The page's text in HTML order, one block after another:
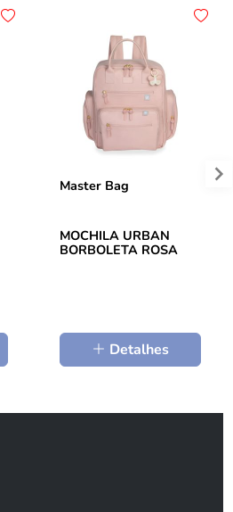
Master Bag
MOCHILA URBAN
BORBOLETA ROSA
Detalhes